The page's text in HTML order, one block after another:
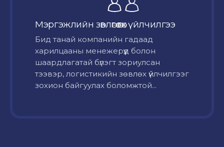
Мэргэжлийн зөвлөгөө өгөх үйлчилгээ
Бид танай компанийн гадаад
харилцааны менежерүүд болон
шаардлагатай бүлэгт зориулсан
тээвэр, логистикийн зөвлөх үйлчилгээг
зохион байгуулах боломжтой...